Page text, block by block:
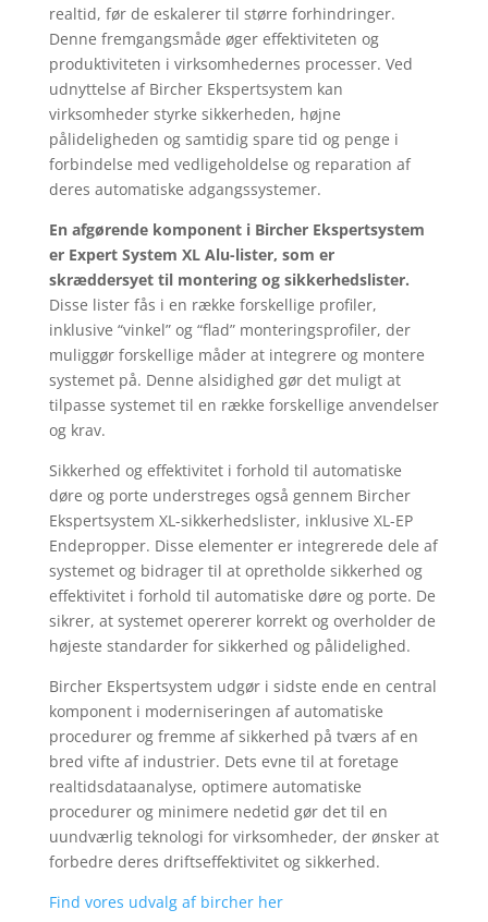
realtid, før de eskalerer til større forhindringer.
Denne fremgangsmåde øger effektiviteten og
produktiviteten i virksomhedernes processer. Ved
udnyttelse af Bircher Ekspertsystem kan
virksomheder styrke sikkerheden, højne
pålideligheden og samtidig spare tid og penge i
forbindelse med vedligeholdelse og reparation af
deres automatiske adgangssystemer.
En afgørende komponent i Bircher Ekspertsystem
er Expert System XL Alu-lister, som er
skræddersyet til montering og sikkerhedslister.
Disse lister fås i en række forskellige profiler,
inklusive “vinkel” og “flad” monteringsprofiler, der
muliggør forskellige måder at integrere og montere
systemet på. Denne alsidighed gør det muligt at
tilpasse systemet til en række forskellige anvendelser
og krav.
Sikkerhed og effektivitet i forhold til automatiske
døre og porte understreges også gennem Bircher
Ekspertsystem XL-sikkerhedslister, inklusive XL-EP
Endepropper. Disse elementer er integrerede dele af
systemet og bidrager til at opretholde sikkerhed og
effektivitet i forhold til automatiske døre og porte. De
sikrer, at systemet opererer korrekt og overholder de
højeste standarder for sikkerhed og pålidelighed.
Bircher Ekspertsystem udgør i sidste ende en central
komponent i moderniseringen af automatiske
procedurer og fremme af sikkerhed på tværs af en
bred vifte af industrier. Dets evne til at foretage
realtidsdataanalyse, optimere automatiske
procedurer og minimere nedetid gør det til en
uundværlig teknologi for virksomheder, der ønsker at
forbedre deres driftseffektivitet og sikkerhed.
Find vores udvalg af bircher her